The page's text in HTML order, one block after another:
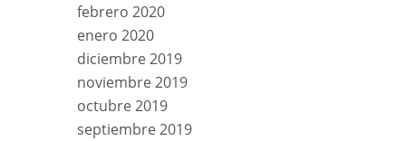
febrero 2020
enero 2020
diciembre 2019
noviembre 2019
octubre 2019
septiembre 2019